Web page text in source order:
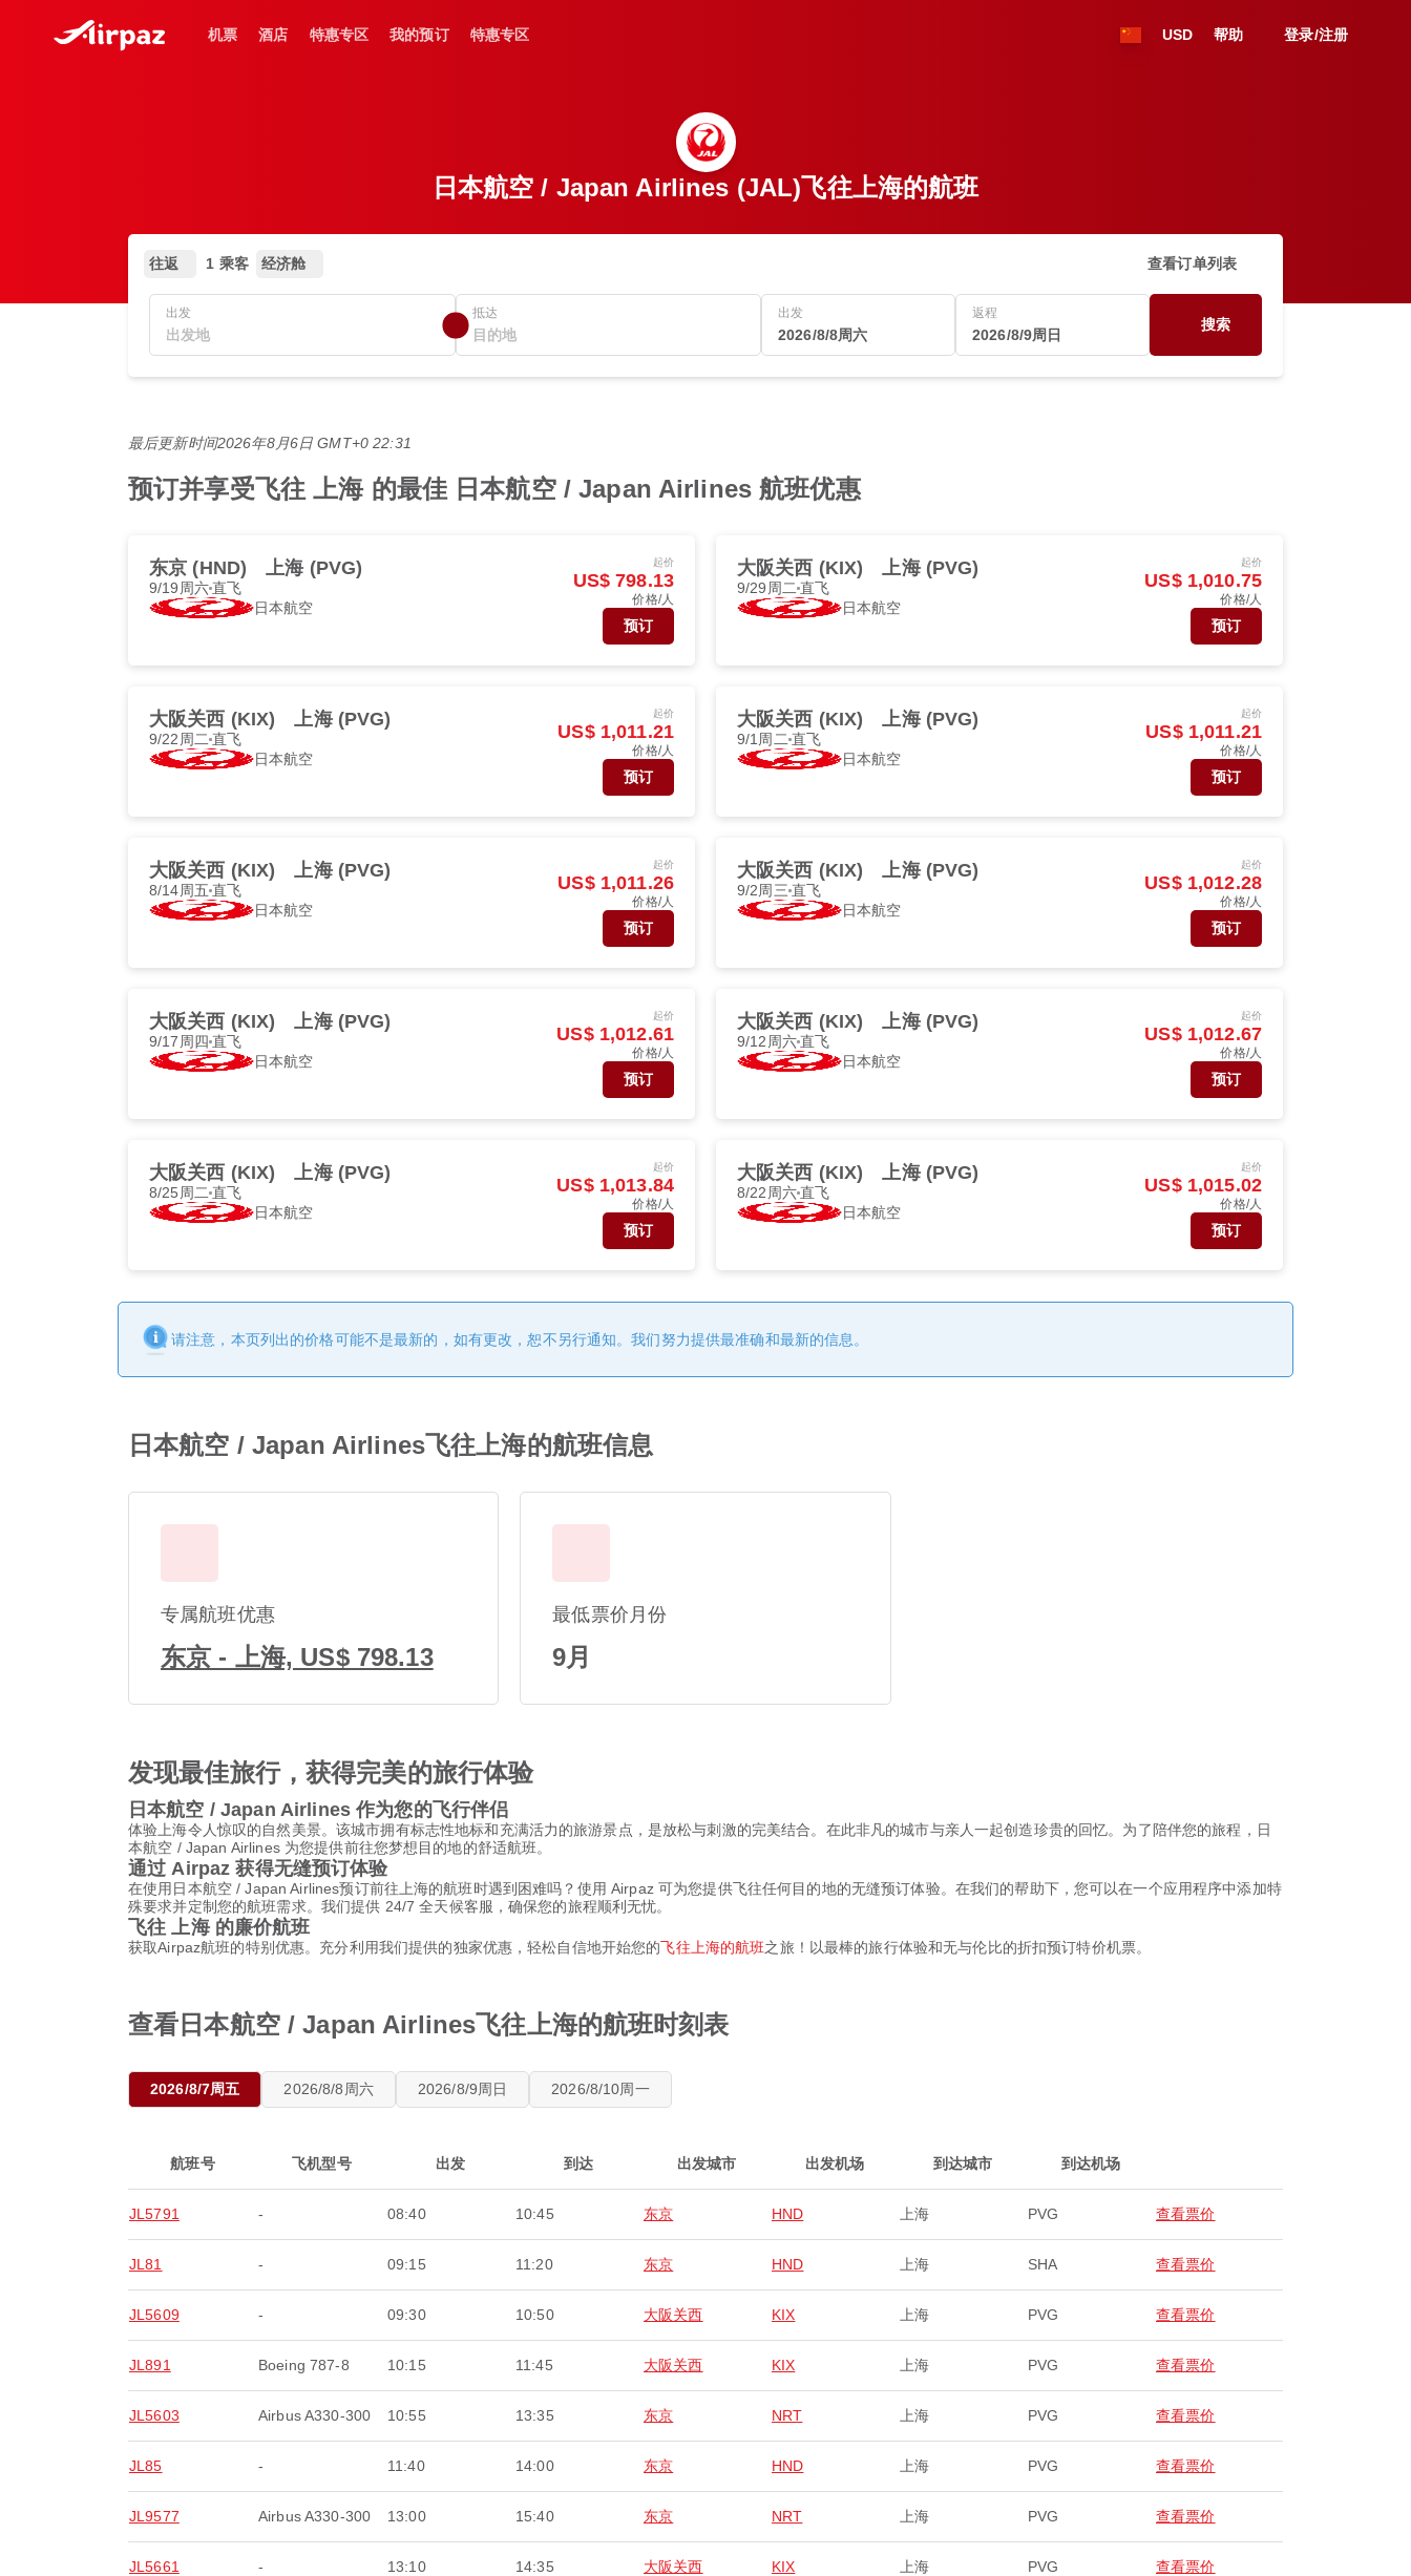
机票 酒店 特惠专区 我的预订 特惠专区 USD 帮助 登录/注册
日本航空 / Japan Airlines (JAL)飞往上海的航班
往返 1 乘客 经济舱 查看订单列表
出发 抵达 出发
2026/8/8周六
返程
2026/8/9周日
搜索
最后更新时间2026年8月6日 GMT+0 22:31
预订并享受飞往 上海 的最佳 日本航空 / Japan Airlines 航班优惠
东京 (HND) 上海 (PVG)
9/19周六直飞
日本航空
起价
US$ 798.13
价格/人
预订
大阪关西 (KIX) 上海 (PVG)
9/29周二 直飞
日本航空
起价
US$ 1,010.75
价格/人
预订
大阪关西 (KIX) 上海 (PVG)
9/22周二 直飞
日本航空
起价
US$ 1,011.21
价格/人
预订
大阪关西 (KIX) 上海 (PVG)
9/1周二 直飞
日本航空
起价
US$ 1,011.21
价格/人
预订
大阪关西 (KIX) 上海 (PVG)
8/14周五 直飞
日本航空
起价
US$ 1,011.26
价格/人
预订
大阪关西 (KIX) 上海 (PVG)
9/2周三 直飞
日本航空
起价
US$ 1,012.28
价格/人
预订
大阪关西 (KIX) 上海 (PVG)
9/17周四 直飞
日本航空
起价
US$ 1,012.61
价格/人
预订
大阪关西 (KIX) 上海 (PVG)
9/12周六直飞
日本航空
起价
US$ 1,012.67
价格/人
预订
大阪关西 (KIX) 上海 (PVG)
8/25周二 直飞
日本航空
起价
US$ 1,013.84
价格/人
预订
大阪关西 (KIX) 上海 (PVG)
8/22周六直飞
日本航空
起价
US$ 1,015.02
价格/人
预订
请注意，本页列出的价格可能不是最新的，如有更改，恕不另行通知。我们努力提供最准确和最新的信息。
日本航空 / Japan Airlines飞往上海的航班信息
专属航班优惠
东京 - 上海, US$ 798.13
最低票价月份
9月
发现最佳旅行，获得完美的旅行体验
日本航空 / Japan Airlines 作为您的飞行伴侣
体验上海令人惊叹的自然美景。该城市拥有标志性地标和充满活力的旅游景点，是放松与刺激的完美结合。在此非凡的城市与亲人一起创造珍贵的回忆。为了陪伴您的旅程，日
本航空 / Japan Airlines 为您提供前往您梦想目的地的舒适航班。
通过 Airpaz 获得无缝预订体验
在使用日本航空 / Japan Airlines预订前往上海的航班时遇到困难吗？使用 Airpaz 可为您提供飞往任何目的地的无缝预订体验。在我们的帮助下，您可以在一个应用程序中添加特
殊要求并定制您的航班需求。我们提供 24/7 全天候客服，确保您的旅程顺利无忧。
飞往 上海 的廉价航班
获取Airpaz航班的特别优惠。充分利用我们提供的独家优惠，轻松自信地开始您的飞往上海的航班之旅！以最棒的旅行体验和无与伦比的折扣预订特价机票。
查看日本航空 / Japan Airlines飞往上海的航班时刻表
2026/8/7周五 2026/8/8周六 2026/8/9周日 2026/8/10周一
航班号 飞机型号 出发 到达 出发城市 出发机场 到达城市 到达机场
JL5791 - 08:40 10:45 东京 HND 上海 PVG 查看票价
JL81 - 09:15 11:20 东京 HND 上海 SHA 查看票价
JL5609 - 09:30 10:50 大阪关西 KIX 上海 PVG 查看票价
JL891 Boeing 787-8 10:15 11:45 大阪关西 KIX 上海 PVG 查看票价
JL5603 Airbus A330-300 10:55 13:35 东京 NRT 上海 PVG 查看票价
JL85 - 11:40 14:00 东京 HND 上海 PVG 查看票价
JL9577 Airbus A330-300 13:00 15:40 东京 NRT 上海 PVG 查看票价
JL5661 - 13:10 14:35 大阪关西 KIX 上海 PVG 查看票价